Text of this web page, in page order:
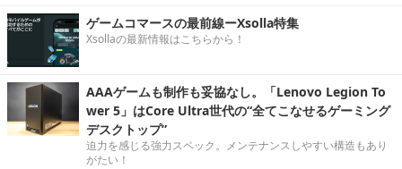
ゲームコマースの最前線ーXsolla特集
Xsollaの最新情報はこちらから！
AAAゲームも制作も妥協なし。「Lenovo Legion To
wer 5」はCore Ultra世代の“全てこなせるゲーミング
デスクトップ”
迫力を感じる強力スペック。メンテナンスしやすい構造もあり
がたい！